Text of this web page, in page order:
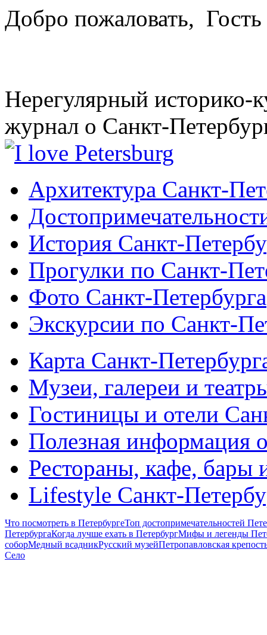
Добро пожаловать, Гость
Нерегулярный историко-
журнал о Санкт-
Архитектура Санкт-
История Санкт-
Прогулки по Санкт-
Фото Санкт-Петербурга
Экскурсии по Санкт-
Карта Санкт-
Музеи, галереи и
Гостиницы и отели
Полезная информация
Рестораны, кафе, бары
Lifestyle Санкт-
Что посмотреть в ПетербургеТоп достопримечательностей
ПетербургаКогда лучше ехать в ПетербургМифы и легенды
соборМедный всадникРусский музейПетропавловская
Село